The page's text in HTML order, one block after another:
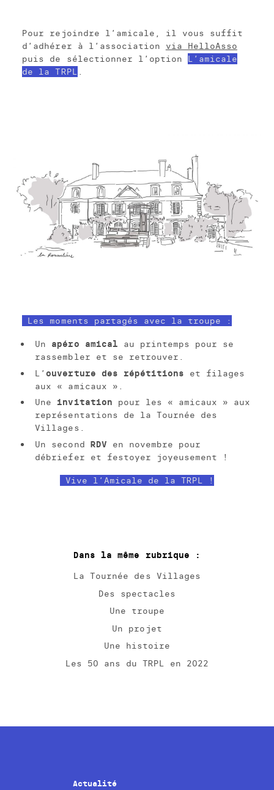
Pour rejoindre l’amicale, il vous suffit
d’adhérer à l’association via HelloAsso
puis de sélectionner l’option L’amicale
de la TRPL .
Les moments partagés avec la troupe :
Un apéro amical au printemps pour se
rassembler et se retrouver.
L’ouverture des répétitions et filages
aux « amicaux ».
Une invitation pour les « amicaux » aux
représentations de la Tournée des
Villages.
Un second RDV en novembre pour
débriefer et festoyer joyeusement !
Vive l’Amicale de la TRPL !
Dans la même rubrique :
La Tournée des Villages
Des spectacles
Une troupe
Un projet
Une histoire
Les 50 ans du TRPL en 2022
Actualité